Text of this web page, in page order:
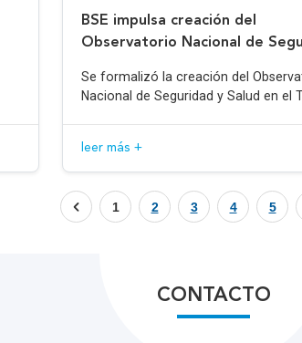
BSE impulsa creación del
Observatorio Nacional de
Se formalizó la creación del
Nacional de Seguridad y Salud en el
leer más +
1 2 3 4 5
CONTACTO